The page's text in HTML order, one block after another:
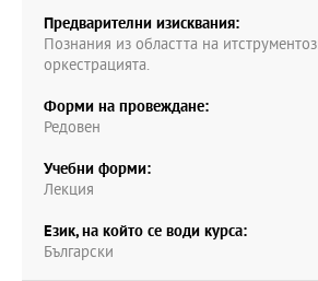
Предварителни изисквания:
Познания из областта на
оркестрацията.
Форми на провеждане:
Редовен
Учебни форми:
Лекция
Език, на който се води курса:
Български